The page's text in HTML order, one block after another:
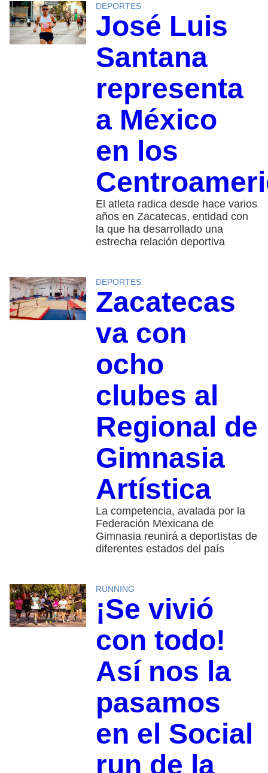
DEPORTES
José Luis
Santana
representa
a México
en los
El atleta radica desde hace varios
años en Zacatecas, entidad con
la que ha desarrollado una
estrecha relación deportiva
DEPORTES
Zacatecas
va con
ocho
clubes al
Regional de
Gimnasia
Artística
La competencia, avalada por la
Federación Mexicana de
Gimnasia reunirá a deportistas de
diferentes estados del país
RUNNING
¡Se vivió
con todo!
Así nos la
pasamos
en el Social
run de la